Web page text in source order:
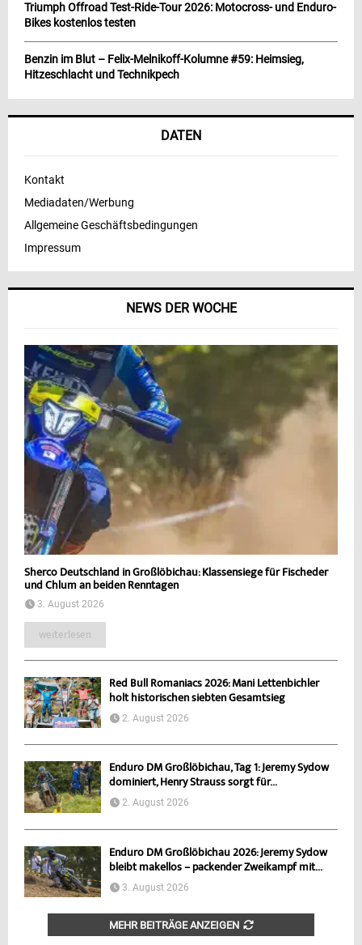
NEWS DER WOCHE
Sherco Deutschland in Großlöbichau: Klassensiege für Fischeder
und Chlum an beiden Renntagen
3. August 2026
weiterlesen
Red Bull Romaniacs 2026: Mani Lettenbichler
holt historischen siebten Gesamtsieg
2. August 2026
Enduro DM Großlöbichau, Tag 1: Jeremy Sydow
dominiert, Henry Strauss sorgt für...
2. August 2026
Enduro DM Großlöbichau 2026: Jeremy Sydow
bleibt makellos – packender Zweikampf mit...
3. August 2026
MEHR BEITRÄGE ANZEIGEN
Triumph Offroad Test-Ride-Tour 2026: Motocross- und Enduro-
Bikes kostenlos testen
Benzin im Blut – Felix-Melnikoff-Kolumne #59: Heimsieg,
Hitzeschlacht und Technikpech
DATEN
Kontakt
Mediadaten/Werbung
Allgemeine Geschäftsbedingungen
Impressum